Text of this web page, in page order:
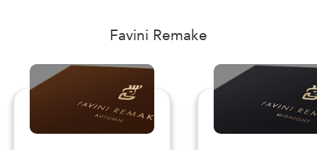
Favini Remake